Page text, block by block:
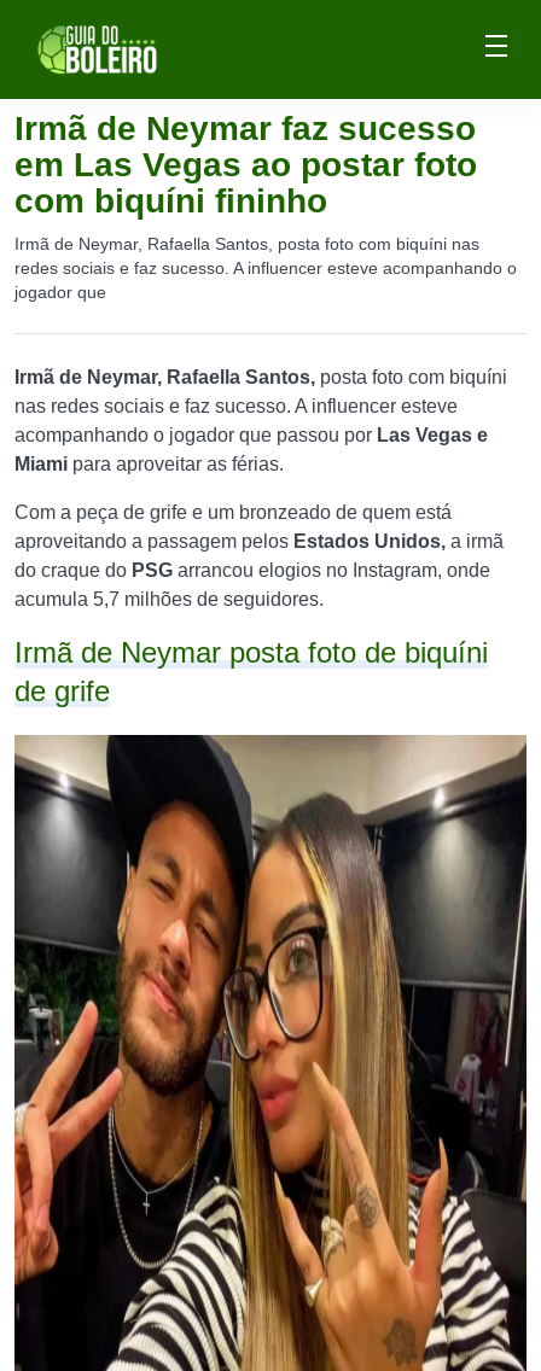
Irmã de Neymar faz sucesso
em Las Vegas ao postar foto
com biquíni fininho
Irmã de Neymar, Rafaella Santos, posta foto com biquíni nas
redes sociais e faz sucesso. A influencer esteve acompanhando o
jogador que
Irmã de Neymar, Rafaella Santos, posta foto com biquíni
nas redes sociais e faz sucesso. A influencer esteve
acompanhando o jogador que passou por Las Vegas e
Miami para aproveitar as férias.
Com a peça de grife e um bronzeado de quem está
aproveitando a passagem pelos Estados Unidos, a irmã
do craque do PSG arrancou elogios no Instagram, onde
acumula 5,7 milhões de seguidores.
Irmã de Neymar posta foto de biquíni
de grife